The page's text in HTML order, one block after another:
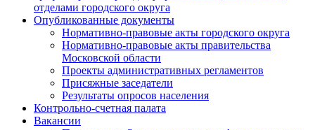
отделами городского округа
Опубликованные документы
Нормативно-правовые акты городского округа
Нормативно-правовые акты правительства
Московской области
Проекты административных регламентов
Присяжные заседатели
Результаты опросов населения
Контрольно-счетная палата
Вакансии